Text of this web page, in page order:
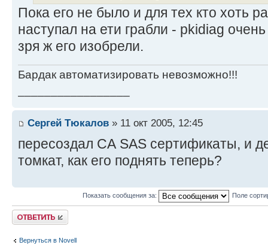
Пока его не было и для тех кто хоть
наступал на ети грабли - pkidiag
зря ж его изобрели.
Бардак автоматизировать невозможно!!!
Сергей Тюкалов » 11 окт 2005, 12:45
пересоздал СА SAS сертификаты, и
томкат, как его поднять теперь?
Показать сообщения за: Поле
Ответить
Вернуться в Novell